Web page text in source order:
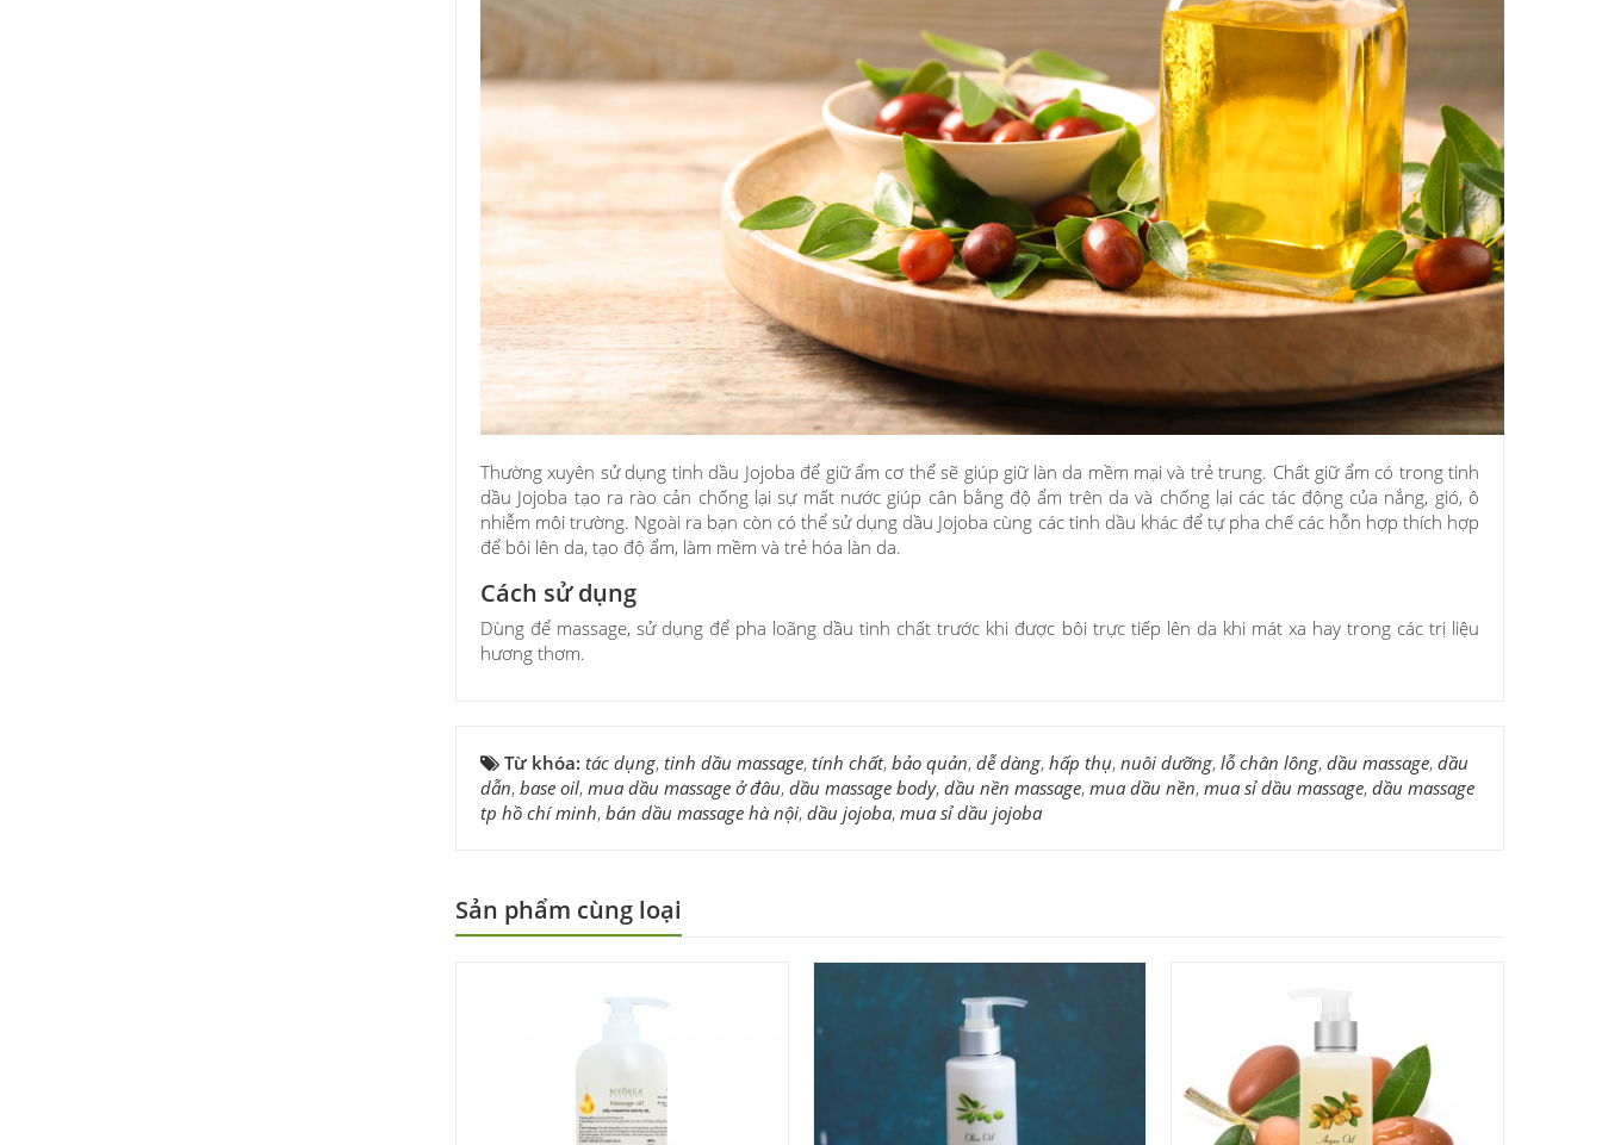
Thường xuyên sử dụng tinh dầu Jojoba để giữ ẩm cơ thể sẽ giúp giữ làn da mềm mại và trẻ trung. Chất giữ ẩm có trong tinh
dầu Jojoba tạo ra rào cản chống lại sự mất nước giúp cân bằng độ ẩm trên da và chống lại các tác động của nắng, gió, ô
nhiễm môi trường. Ngoài ra bạn còn có thể sử dụng dầu Jojoba cùng các tinh dầu khác để tự pha chế các hỗn hợp thích hợp
để bôi lên da, tạo độ ẩm, làm mềm và trẻ hóa làn da.
Cách sử dụng
Dùng để massage, sử dụng để pha loãng dầu tinh chất trước khi được bôi trực tiếp lên da khi mát xa hay trong các trị liệu
hương thơm.
Từ khóa: tác dụng, tinh dầu massage, tính chất, bảo quản, dễ dàng, hấp thụ, nuôi dưỡng, lỗ chân lông, dầu massage, dầu
dẫn, base oil, mua dầu massage ở đâu, dầu massage body, dầu nền massage, mua dầu nền, mua sỉ dầu massage, dầu massage
tp hồ chí minh, bán dầu massage hà nội, dầu jojoba, mua sỉ dầu jojoba
Sản phẩm cùng loại